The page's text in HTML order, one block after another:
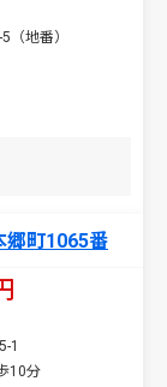
（地番）
郷町1065番
1
10分